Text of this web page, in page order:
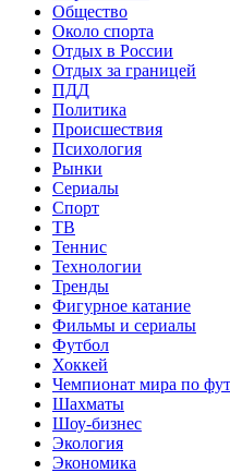
Общество
Около спорта
Отдых в России
Отдых за границей
ПДД
Политика
Происшествия
Психология
Рынки
Сериалы
Спорт
ТВ
Теннис
Технологии
Тренды
Фигурное катание
Фильмы и сериалы
Футбол
Хоккей
Чемпионат мира по
Шахматы
Шоу-бизнес
Экология
Экономика